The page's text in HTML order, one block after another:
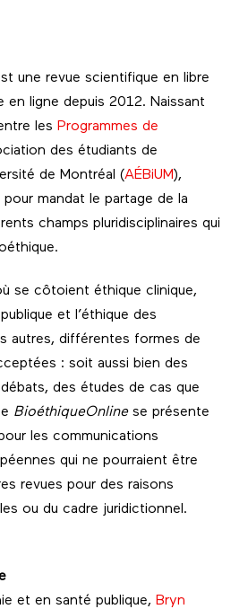
une revue scientifique en libre
en ligne depuis 2012. Naissant
les Programmes de
des étudiants de
de Montréal (AÉBiUM),
mandat le partage de la
champs pluridisciplinaires qui
se côtoient éthique clinique,
et l’éthique des
autres, différentes formes de
: soit aussi bien des
des études de cas que
BioéthiqueOnline se présente
les communications
qui ne pourraient être
revues pour des raisons
ou du cadre juridictionnel.
et en santé publique, Bryn